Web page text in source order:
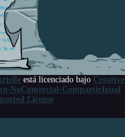
está licenciado bajo Creative
NoComercial-CompartirIgual
License